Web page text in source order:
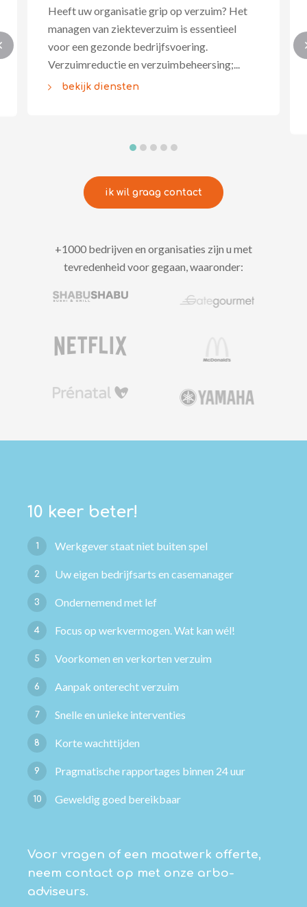
Heeft uw organisatie grip op verzuim? Het
managen van ziekteverzuim is essentieel
voor een gezonde bedrijfsvoering.
Verzuimreductie en verzuimbeheersing;...
bekijk diensten
ik wil graag contact
+1000 bedrijven en organisaties zijn u met
tevredenheid voor gegaan, waaronder:
10 keer beter!
1 Werkgever staat niet buiten spel
2 Uw eigen bedrijfsarts en casemanager
3 Ondernemend met lef
4 Focus op werkvermogen. Wat kan wél!
5 Voorkomen en verkorten verzuim
6 Aanpak onterecht verzuim
7 Snelle en unieke interventies
8 Korte wachttijden
9 Pragmatische rapportages binnen 24 uur
10 Geweldig goed bereikbaar
Voor vragen of een maatwerk offerte,
neem contact op met onze arbo-
adviseurs.